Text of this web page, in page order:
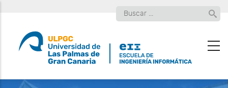
contenido
principal
Buscar